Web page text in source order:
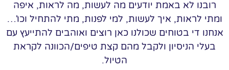
רובנו לא באמת יודעים מה לעשות, מה לראות, איפה
ומתי לראות, איך לעשות, למי לפנות, מתי להתחיל וכו'…
אנחנו די בטוחים שכולנו כאן רוצים ואוהבים להתייעץ עם
בעלי הניסיון ולקבל מהם קצת טיפים/הכוונה לקראת
הטיול.